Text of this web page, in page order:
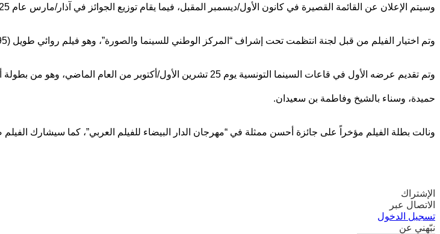
وسيتم الإعلان عن القائمة القصيرة في كانون الأول/ديسمبر المقبل، فيما يقام توزيع الجوائز في آذار/مارس عام 2025.
وتم اختيار الفيلم من قبل لجنة انتظمت تحت إشراف “المركز الوطني للسينما والصورة”، وهو فيلم روائي طويل (95 دقيقة).
وتم تقديم عرضه الأول في قاعات السينما التونسية يوم 25 تشرين الأول/
حميدة، وسناء بالشيخ وفاطمة بن سعيدان.
ونالت بطلة الفيلم مؤخراً على جائزة أحسن ممثلة في “مهرجان الدار البيضاء للفيلم العربي”، كما سيشارك الفيلم ضمن فعاليات الدورة الـــ 35 من
الإشتراك
الاتصال عبر
تسجيل الدخول
نبّهني عن